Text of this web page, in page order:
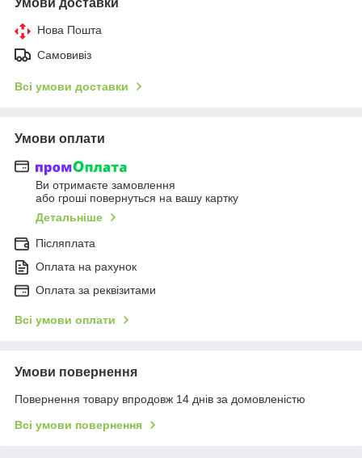
Нова Пошта
Самовивіз
Всі умови доставки
Умови оплати
Ви отримаєте замовлення
або гроші повернуться на вашу картку
Детальніше
Післяплата
Оплата на рахунок
Оплата за реквізитами
Всі умови оплати
Умови повернення
Повернення товару впродовж 14 днів за домовленістю
Всі умови повернення